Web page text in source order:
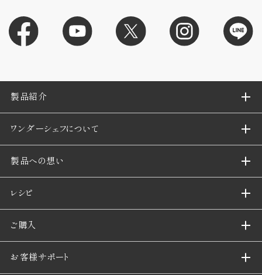
製品紹介
ワンダーシェフについて
製品への想い
レシピ
ご購入
お客様サポート